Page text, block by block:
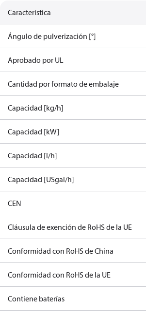
Característica
Ángulo de pulverización [°]
Aprobado por UL
Cantidad por formato de embalaje
Capacidad [kg/h]
Capacidad [kW]
Capacidad [l/h]
Capacidad [USgal/h]
CEN
Cláusula de exención de RoHS de la UE
Conformidad con RoHS de China
Conformidad con RoHS de la UE
Contiene baterías